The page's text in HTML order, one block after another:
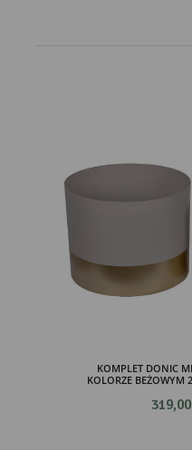
KOMPLET DONIC
KOLORZE BEŻOWYM